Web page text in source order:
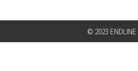
© 2023 ENDLINE